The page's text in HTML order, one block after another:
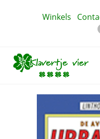
Winkels